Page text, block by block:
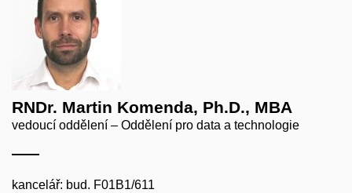
RNDr. Martin Komenda, Ph.D., MBA
vedoucí oddělení – Oddělení pro data a technologie
kancelář: bud. F01B1/611